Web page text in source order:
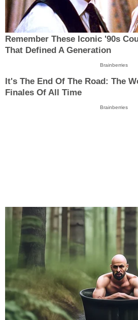
Remember These Iconic '90s
That Defined A Generation
Brainberries
It's The End Of The Road: The
Finales Of All Time
Brainberries